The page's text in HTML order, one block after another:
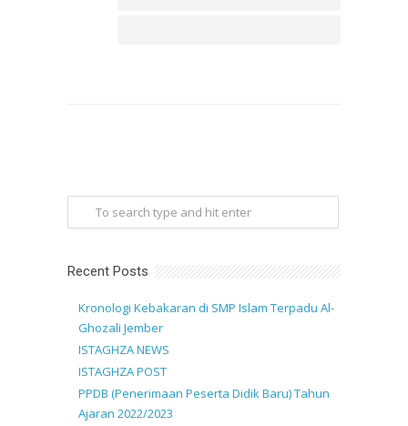
Recent Posts
Kronologi Kebakaran di SMP Islam Terpadu Al-
Ghozali Jember
ISTAGHZA NEWS
ISTAGHZA POST
PPDB (Penerimaan Peserta Didik Baru) Tahun
Ajaran 2022/2023